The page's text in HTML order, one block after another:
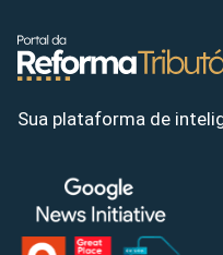
Sua plataforma de